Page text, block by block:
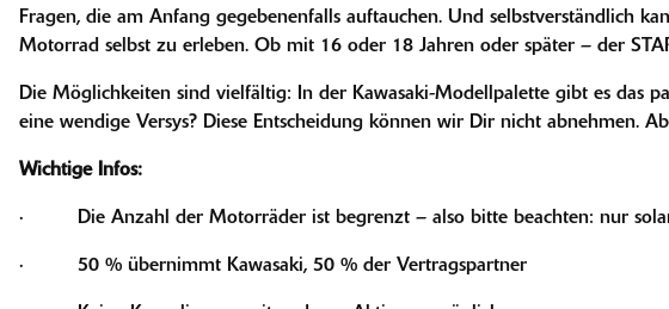
Fragen, die am Anfang gegebenenfalls auftauchen. Und selbstverständlich
Motorrad selbst zu erleben. Ob mit 16 oder 18 Jahren oder später – der
Die Möglichkeiten sind vielfältig: In der Kawasaki-Modellpalette gibt es das
eine wendige Versys? Diese Entscheidung können wir Dir nicht abnehmen.
Wichtige Infos:
· Die Anzahl der Motorräder ist begrenzt – also bitte beachten: nur
· 50 % übernimmt Kawasaki, 50 % der Vertragspartner